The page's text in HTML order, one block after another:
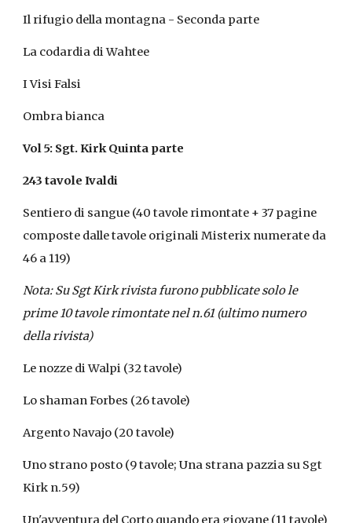
Il rifugio della montagna - Seconda parte
La codardia di Wahtee
I Visi Falsi
Ombra bianca
Vol 5: Sgt. Kirk Quinta parte
243 tavole Ivaldi
Sentiero di sangue (40 tavole rimontate + 37 pagine
composte dalle tavole originali Misterix numerate da
46 a 119)
Nota: Su Sgt Kirk rivista furono pubblicate solo le
prime 10 tavole rimontate nel n.61 (ultimo numero
della rivista)
Le nozze di Walpi (32 tavole)
Lo shaman Forbes (26 tavole)
Argento Navajo (20 tavole)
Uno strano posto (9 tavole; Una strana pazzia su Sgt
Kirk n.59)
Un'avventura del Corto quando era giovane (11 tavole)